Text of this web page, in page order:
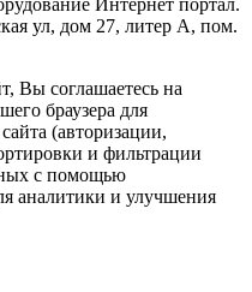
ул, дом 27, литер А, пом.
Вы соглашаетесь на
браузера для
(авторизации,
и фильтрации
с помощью
аналитики и улучшения